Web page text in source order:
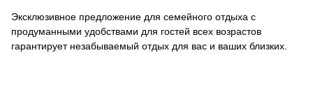
Эксклюзивное предложение для семейного отдыха с
продуманными удобствами для гостей всех возрастов
гарантирует незабываемый отдых для вас и ваших близких.